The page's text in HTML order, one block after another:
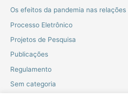
Os efeitos da pandemia nas
Processo Eletrônico
Projetos de Pesquisa
Publicações
Regulamento
Sem categoria